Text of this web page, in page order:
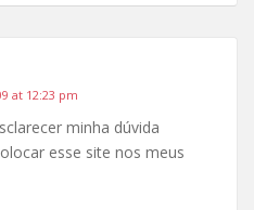
at 12:23 pm
minha dúvida
esse site nos meus